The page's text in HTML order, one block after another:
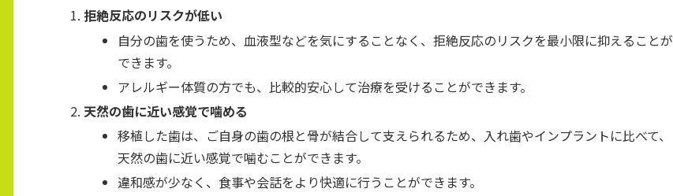
拒絶反応のリスクが低い
自分の歯を使うため、血液型などを気にすることなく、拒絶反応のリスクを最小限に抑えることが
できます。
アレルギー体質の方でも、比較的安心して治療を受けることができます。
天然の歯に近い感覚で噛める
移植した歯は、ご自身の歯の根と骨が結合して支えられるため、入れ歯やインプラントに比べて、
天然の歯に近い感覚で噛むことができます。
違和感が少なく、食事や会話をより快適に行うことができます。